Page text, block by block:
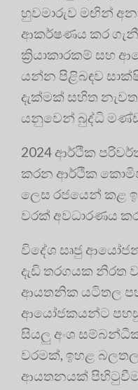
හුවමාරුව මඟින්
ආකර්ෂණය කර
ක්‍රියාකාරකම් සහ
යන්න පිළිබඳව
දැක්මක් සහිත නැවත
යනුවෙන් බුද්ධි
2024 ආර්ථික
කරන ආර්ථික
ලෙස රජයෙන් කළ
වරක් අවධාරණය
විදේශ සෘජු
දැඩි තරගයක නිරත
ආයතනික යටිතල
ආයෝජකයන්ට
සියලු අංශ
වරමක්, ඉහළ
ආයතනයක් පිහිටුවීම